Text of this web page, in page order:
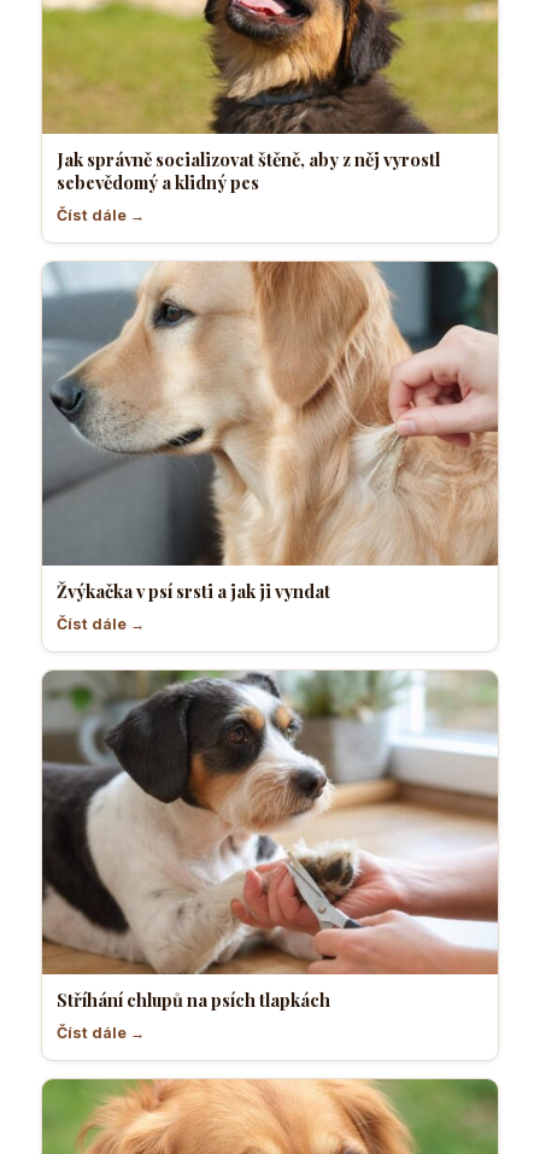
Jak správně socializovat štěně, aby z něj vyrostl
sebevědomý a klidný pes
Číst dále →
Žvýkačka v psí srsti a jak ji vyndat
Číst dále →
Stříhání chlupů na psích tlapkách
Číst dále →